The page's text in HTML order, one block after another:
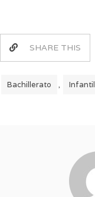
SHARE THIS
Bachillerato , Infantil